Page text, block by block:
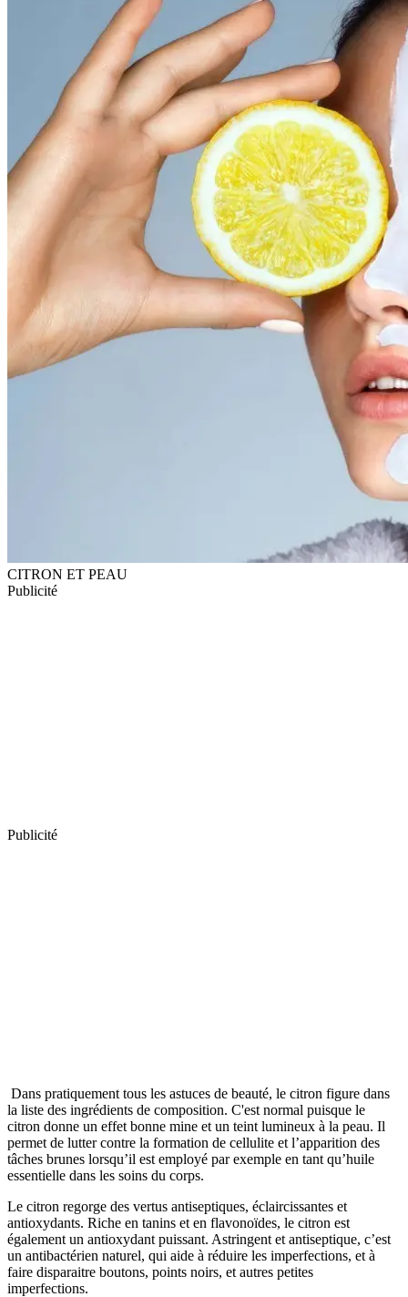
CITRON ET PEAU
Publicité
Publicité
Dans pratiquement tous les astuces de beauté, le citron figure dans
la liste des ingrédients de composition. C'est normal puisque le
citron donne un effet bonne mine et un teint lumineux à la peau. Il
permet de lutter contre la formation de cellulite et l’apparition des
tâches brunes lorsqu’il est employé par exemple en tant qu’huile
essentielle dans les soins du corps.
Le citron regorge des vertus antiseptiques, éclaircissantes et
antioxydants. Riche en tanins et en flavonoïdes, le citron est
également un antioxydant puissant. Astringent et antiseptique, c’est
un antibactérien naturel, qui aide à réduire les imperfections, et à
faire disparaitre boutons, points noirs, et autres petites
imperfections.